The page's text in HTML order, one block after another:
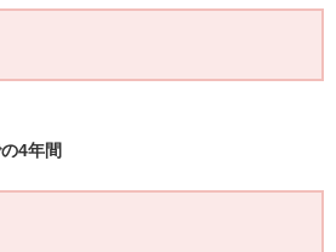
4年間